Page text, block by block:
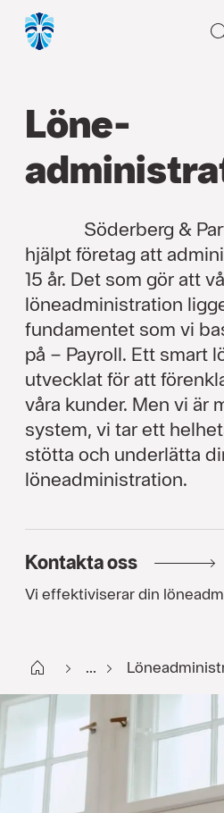
Löne­
Söderberg &
hjälpt företag att
15 år. Det som gör att
löneadministration
fundamentet som vi
på – Payroll. Ett smart
utvecklat för att
våra kunder. Men vi är
system, vi tar ett
stötta och underlätta
löneadministration.
Kontakta oss
Vi effektiviserar din
Start ...